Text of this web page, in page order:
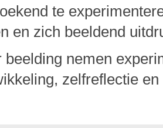
te
en zich beeldend
beelding nemen
zelfreflectie